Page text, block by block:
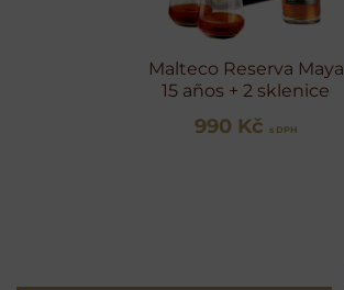
Malteco Reserva Maya
15 años + 2 sklenice
990 Kč s DPH